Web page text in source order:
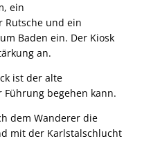
ein
Rutsche und ein
Baden ein. Der Kiosk
an.
ist der alte
begehen kann.
dem Wanderer die
mit der Karlstalschlucht